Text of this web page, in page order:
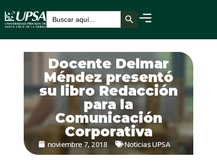
Buscar: Botón de búsqueda
Docente Delmar
Méndez presentó
su libro Redacción
para la
Comunicación
Corporativa
noviembre 7, 2018 Noticias UPSA